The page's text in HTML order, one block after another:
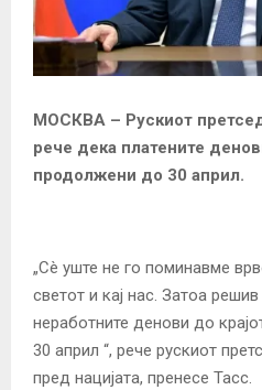
МОСКВА – Рускиот
рече дека платените
продолжени до 30 април.
„Сè уште не го поминавме
светот и кај нас. Затоа
неработните денови до
30 април “, рече рускиот
пред нацијата, пренесе Тасс.